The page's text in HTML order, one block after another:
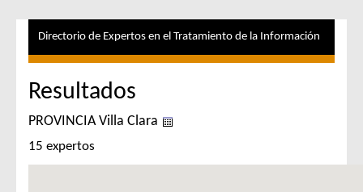
Directorio de Expertos en el Tratamiento de la Información
Resultados
PROVINCIA Villa Clara
15 expertos